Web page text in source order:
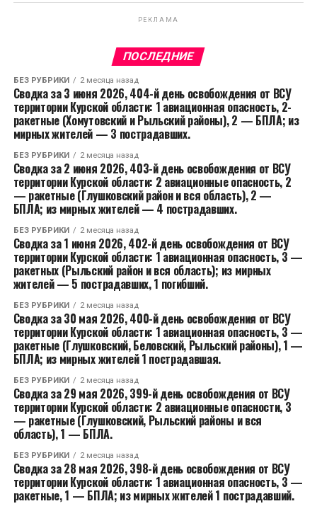
РЕКЛАМА
ПОСЛЕДНИЕ
БЕЗ РУБРИКИ 2 месяца назад
Сводка за 3 июня 2026, 404-й день освобождения от ВСУ
территории Курской области: 1 авиационная опасность, 2-
ракетные (Хомутовский и Рыльский районы), 2 — БПЛА; из
мирных жителей — 3 пострадавших.
БЕЗ РУБРИКИ 2 месяца назад
Сводка за 2 июня 2026, 403-й день освобождения от ВСУ
территории Курской области: 2 авиационные опасность, 2
— ракетные (Глушковский район и вся область), 2 —
БПЛА; из мирных жителей — 4 пострадавших.
БЕЗ РУБРИКИ 2 месяца назад
Сводка за 1 июня 2026, 402-й день освобождения от ВСУ
территории Курской области: 1 авиационная опасность, 3 —
ракетных (Рыльский район и вся область); из мирных
жителей — 5 пострадавших, 1 погибший.
БЕЗ РУБРИКИ 2 месяца назад
Сводка за 30 мая 2026, 400-й день освобождения от ВСУ
территории Курской области: 1 авиационная опасность, 3 —
ракетные (Глушковский, Беловский, Рыльский районы), 1 —
БПЛА; из мирных жителей 1 пострадавшая.
БЕЗ РУБРИКИ 2 месяца назад
Сводка за 29 мая 2026, 399-й день освобождения от ВСУ
территории Курской области: 2 авиационные опасности, 3
— ракетные (Глушковский, Рыльский районы и вся
область), 1 — БПЛА.
БЕЗ РУБРИКИ 2 месяца назад
Сводка за 28 мая 2026, 398-й день освобождения от ВСУ
территории Курской области: 1 авиационная опасность, 3 —
ракетные, 1 — БПЛА; из мирных жителей 1 пострадавший.